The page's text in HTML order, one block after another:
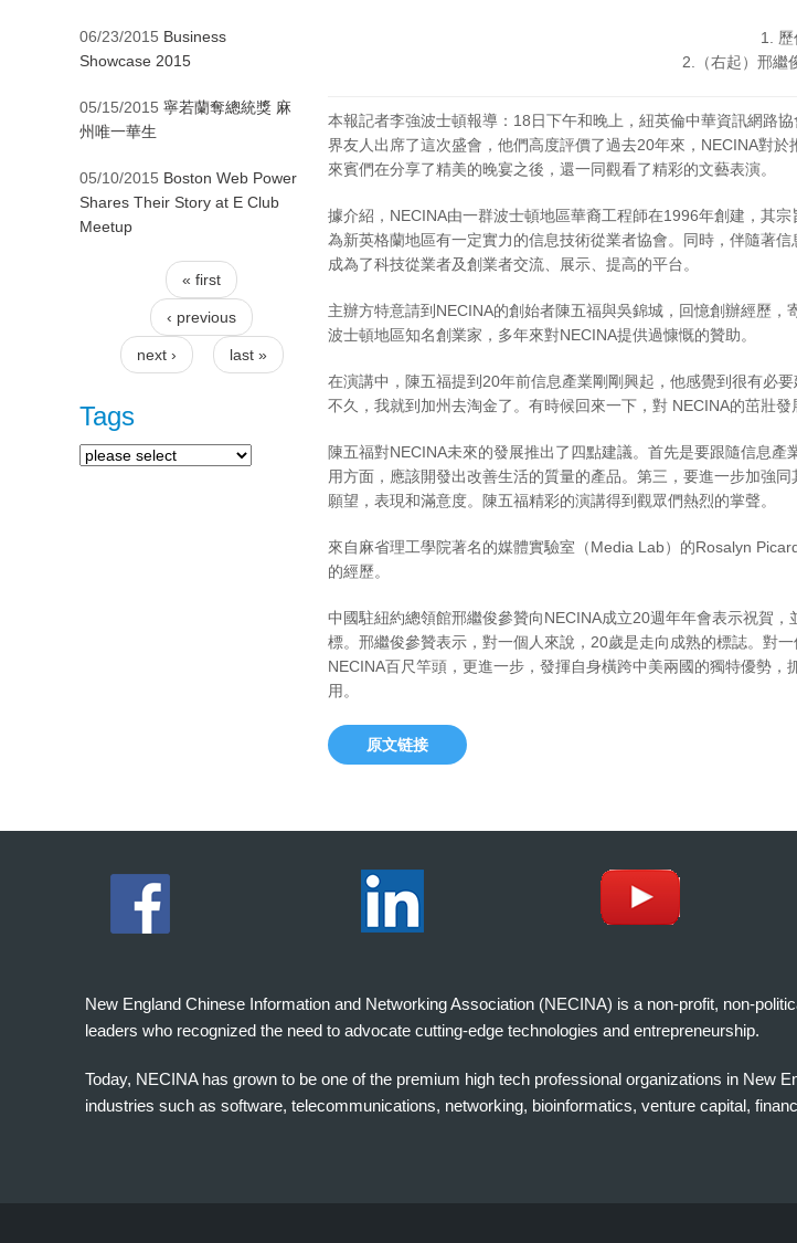
1.
2.（右起）邢繼
本報記者李強波士頓報導：18日下午和晚上，紐英倫中華資訊網路
界友人出席了這次盛會，他們高度評價了過去20年來，NECINA對
來賓們在分享了精美的晚宴之後，還一同觀看了精彩的文藝表演。
據介紹，NECINA由一群波士頓地區華裔工程師在1996年創建，其
為新英格蘭地區有一定實力的信息技術從業者協會。同時，伴隨著
成為了科技從業者及創業者交流、展示、提高的平台。
主辦方特意請到NECINA的創始者陳五福與吳錦城，回憶創辦經歷
波士頓地區知名創業家，多年來對NECINA提供過慷慨的贊助。
在演講中，陳五福提到20年前信息產業剛剛興起，他感覺到很有必
不久，我就到加州去淘金了。有時候回來一下，對 NECINA的茁壯發
陳五福對NECINA未來的發展推出了四點建議。首先是要跟隨信息
用方面，應該開發出改善生活的質量的產品。第三，要進一步加強
願望，表現和滿意度。陳五福精彩的演講得到觀眾們熱烈的掌聲。
來自麻省理工學院著名的媒體實驗室（Media Lab）的Rosalyn
的經歷。
中國駐紐約總領館邢繼俊參贊向NECINA成立20週年年會表示祝賀
標。邢繼俊參贊表示，對一個人來說，20歲是走向成熟的標誌。對
NECINA百尺竿頭，更進一步，發揮自身橫跨中美兩國的獨特優勢
用。
原文链接
06/23/2015 Business
Showcase 2015
05/15/2015 寧若蘭奪總統獎 麻
州唯一華生
05/10/2015 Boston Web Power
Shares Their Story at E Club
Meetup
Pages
« first
‹ previous
next › last »
Tags
New England Chinese Information and Networking Association (NECINA) is a non-profit, non-
leaders who recognized the need to advocate cutting-edge technologies and entrepreneurship.
Today, NECINA has grown to be one of the premium high tech professional organizations in New
industries such as software, telecommunications, networking, bioinformatics, venture capital,